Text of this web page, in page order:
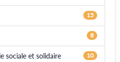
15
8
sociale et solidaire 10